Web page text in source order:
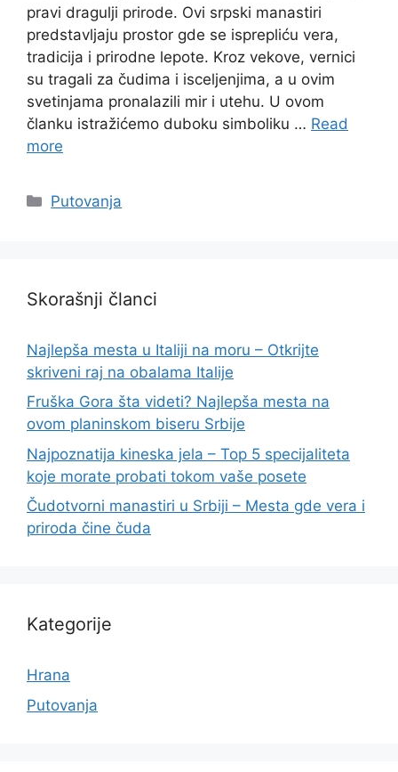
pravi dragulji prirode. Ovi srpski manastiri
predstavljaju prostor gde se isprepliću vera,
tradicija i prirodne lepote. Kroz vekove, vernici
su tragali za čudima i isceljenjima, a u ovim
svetinjama pronalazili mir i utehu. U ovom
članku istražićemo duboku simboliku … Read
more
Categories
Putovanja
Skorašnji članci
Najlepša mesta u Italiji na moru – Otkrijte
skriveni raj na obalama Italije
Fruška Gora šta videti? Najlepša mesta na
ovom planinskom biseru Srbije
Najpoznatija kineska jela – Top 5 specijaliteta
koje morate probati tokom vaše posete
Čudotvorni manastiri u Srbiji – Mesta gde vera i
priroda čine čuda
Kategorije
Hrana
Putovanja